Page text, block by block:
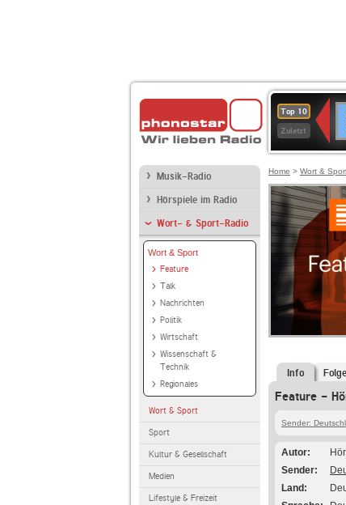
Top 10
Zuletzt
Musik-Radio
Hörspiele im Radio
Wort- & Sport-Radio
Wort & Sport
Feature
Talk
Nachrichten
Politik
Wirtschaft
Wissenschaft &
Technik
Regionales
Wort & Sport
Sport
Kultur & Gesellschaft
Medien
Lifestyle & Freizeit
Home > Wort &
Info
Feature -
Sender:
Autor
Sender
Land